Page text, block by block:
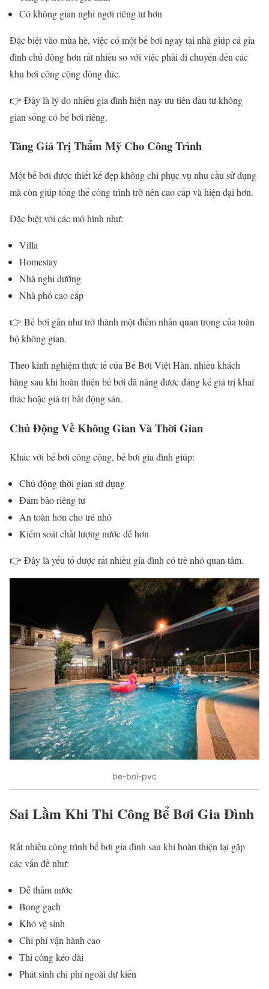
Có không gian nghỉ ngơi riêng tư hơn
Đặc biệt vào mùa hè, việc có một bể bơi ngay tại nhà giúp cả gia
đình chủ động hơn rất nhiều so với việc phải di chuyển đến các
khu bơi công cộng đông đúc.
👉 Đây là lý do nhiều gia đình hiện nay ưu tiên đầu tư không
gian sống có bể bơi riêng.
Tăng Giá Trị Thẩm Mỹ Cho Công Trình
Một bể bơi được thiết kế đẹp không chỉ phục vụ nhu cầu sử dụng
mà còn giúp tổng thể công trình trở nên cao cấp và hiện đại hơn.
Đặc biệt với các mô hình như:
Villa
Homestay
Nhà nghỉ dưỡng
Nhà phố cao cấp
👉 Bể bơi gần như trở thành một điểm nhấn quan trọng của toàn
bộ không gian.
Theo kinh nghiệm thực tế của Bể Bơi Việt Hàn, nhiều khách
hàng sau khi hoàn thiện bể bơi đã nâng được đáng kể giá trị khai
thác hoặc giá trị bất động sản.
Chủ Động Về Không Gian Và Thời Gian
Khác với bể bơi công cộng, bể bơi gia đình giúp:
Chủ động thời gian sử dụng
Đảm bảo riêng tư
An toàn hơn cho trẻ nhỏ
Kiểm soát chất lượng nước dễ hơn
👉 Đây là yếu tố được rất nhiều gia đình có trẻ nhỏ quan tâm.
be-boi-pvc
Sai Lầm Khi Thi Công Bể Bơi Gia Đình
Rất nhiều công trình bể bơi gia đình sau khi hoàn thiện lại gặp
các vấn đề như:
Dễ thấm nước
Bong gạch
Khó vệ sinh
Chi phí vận hành cao
Thi công kéo dài
Phát sinh chi phí ngoài dự kiến